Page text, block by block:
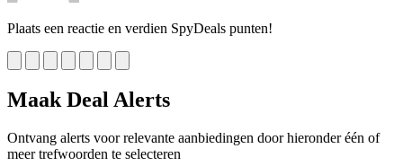
Plaats een reactie en verdien SpyDeals punten!
Maak Deal Alerts
Ontvang alerts voor relevante aanbiedingen door hieronder één of
meer trefwoorden te selecteren